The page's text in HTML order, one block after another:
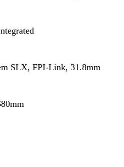
SLX, FPI-Link, 31.8mm